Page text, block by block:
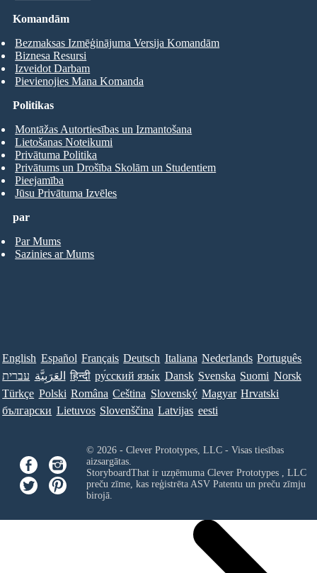
Komandām
Bezmaksas Izmēģinājuma Versija Komandām
Biznesa Resursi
Izveidot Darbam
Pievienojies Mana Komanda
par
Par Mums
Sazinies ar Mums
Politikas
Montāžas Autortiesības un Izmantošana
Lietošanas Noteikumi
Privātuma Politika
Privātums un Drošība Skolām un Studentiem
Pieejamība
Jūsu Privātuma Izvēles
English Español Français Deutsch Italiana Nederlands Português
עברית العَرَبِيَّة हिन्दी ру́сский язы́к Dansk Svenska Suomi Norsk
Türkçe Polski Româna Ceština Slovenský Magyar Hrvatski
български Lietuvos Slovenščina Latvijas eesti
© 2026 - Clever Prototypes, LLC - Visas tiesības
aizsargātas.
StoryboardThat ir uzņēmuma Clever Prototypes , LLC
preču zīme, kas reģistrēta ASV Patentu un preču zīmju
birojā.